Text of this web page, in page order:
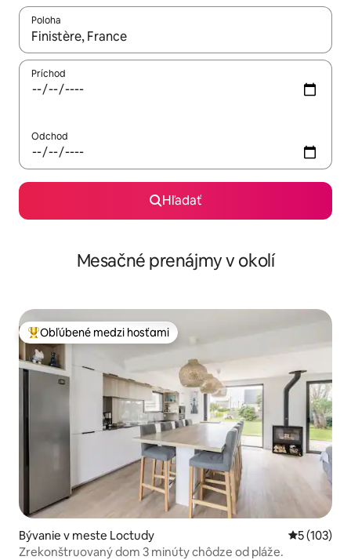
Poloha
Keď budú výsledky k dispozícii, môžete si ich prechádzať
Príchod
Odchod
Hľadať
Mesačné prenájmy v okolí
Najobľúbenejšie medzi hosťami
Obľúbené medzi hosťami
Bývanie v meste Loctudy Priemerné
5 (103)
Zrekonštruovaný dom 3 minúty chôdze od pláže.